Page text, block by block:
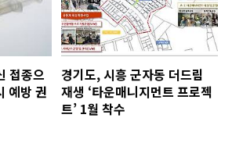
접종으
예방 권
경기도, 시흥 군자동 더드림
재생 ‘타운매니지먼트 프로젝
트’ 1월 착수